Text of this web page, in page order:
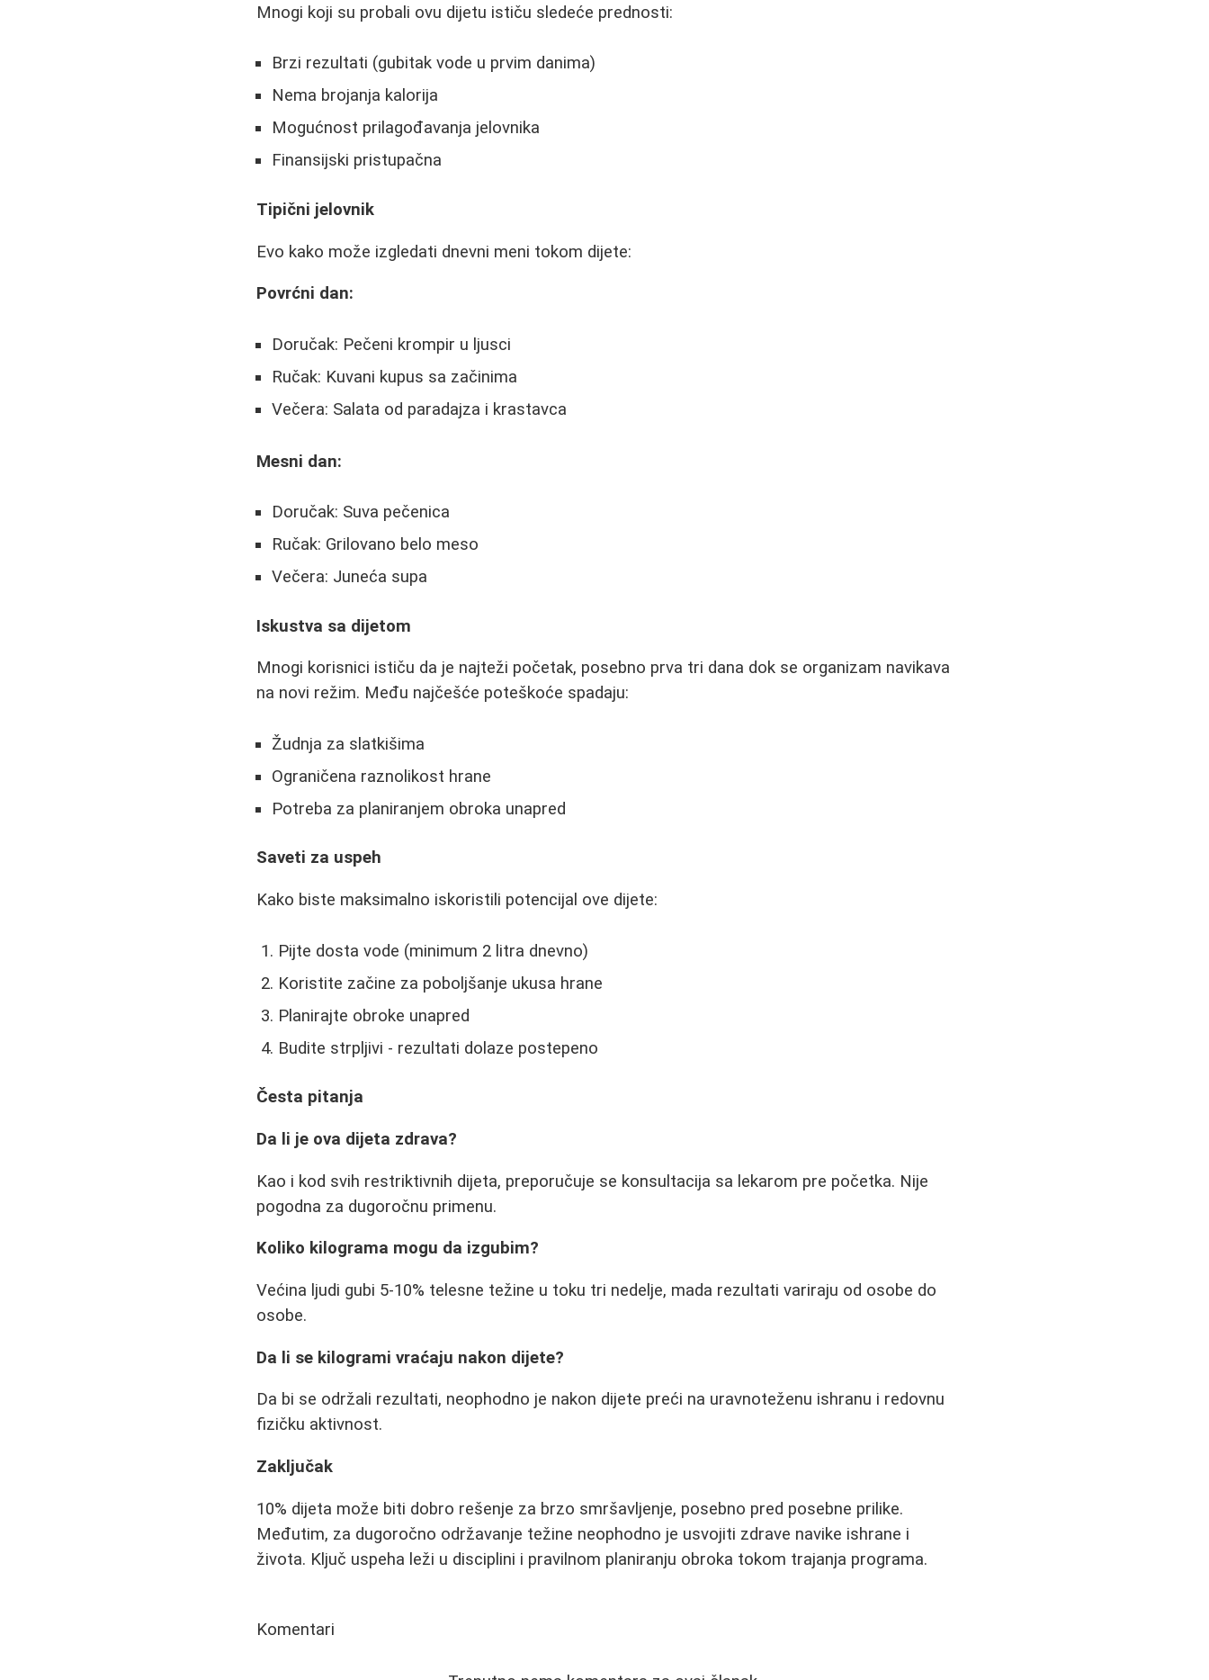
Mnogi koji su probali ovu dijetu ističu sledeće prednosti:
Brzi rezultati (gubitak vode u prvim danima)
Nema brojanja kalorija
Mogućnost prilagođavanja jelovnika
Finansijski pristupačna
Tipični jelovnik
Evo kako može izgledati dnevni meni tokom dijete:
Povrćni dan:
Doručak: Pečeni krompir u ljusci
Ručak: Kuvani kupus sa začinima
Večera: Salata od paradajza i krastavca
Mesni dan:
Doručak: Suva pečenica
Ručak: Grilovano belo meso
Večera: Juneća supa
Iskustva sa dijetom
Mnogi korisnici ističu da je najteži početak, posebno prva tri dana dok se organizam navikava
na novi režim. Među najčešće poteškoće spadaju:
Žudnja za slatkišima
Ograničena raznolikost hrane
Potreba za planiranjem obroka unapred
Saveti za uspeh
Kako biste maksimalno iskoristili potencijal ove dijete:
Pijte dosta vode (minimum 2 litra dnevno)
Koristite začine za poboljšanje ukusa hrane
Planirajte obroke unapred
Budite strpljivi - rezultati dolaze postepeno
Česta pitanja
Da li je ova dijeta zdrava?
Kao i kod svih restriktivnih dijeta, preporučuje se konsultacija sa lekarom pre početka. Nije
pogodna za dugoročnu primenu.
Koliko kilograma mogu da izgubim?
Većina ljudi gubi 5-10% telesne težine u toku tri nedelje, mada rezultati variraju od osobe do
osobe.
Da li se kilogrami vraćaju nakon dijete?
Da bi se održali rezultati, neophodno je nakon dijete preći na uravnoteženu ishranu i redovnu
fizičku aktivnost.
Zaključak
10% dijeta može biti dobro rešenje za brzo smršavljenje, posebno pred posebne prilike.
Međutim, za dugoročno održavanje težine neophodno je usvojiti zdrave navike ishrane i
života. Ključ uspeha leži u disciplini i pravilnom planiranju obroka tokom trajanja programa.
Komentari